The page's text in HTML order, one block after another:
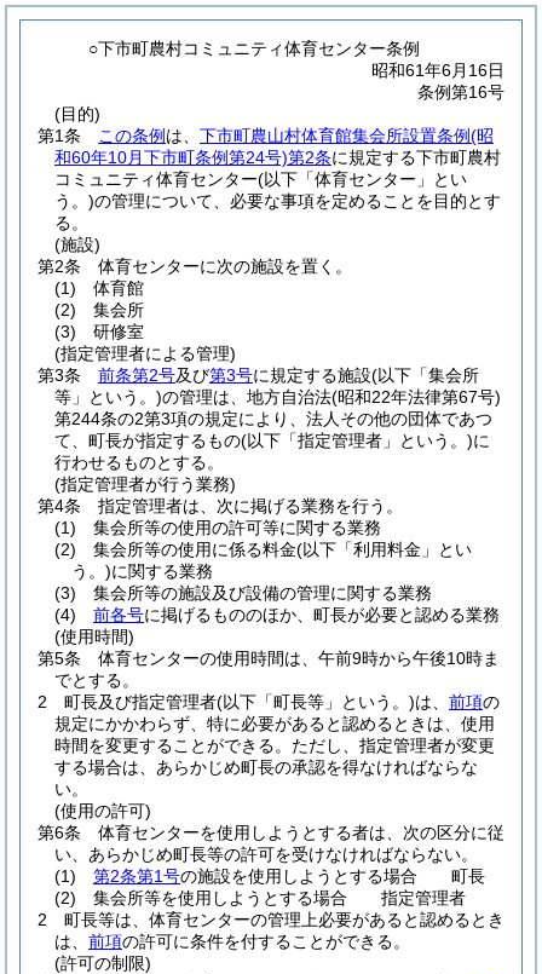
○下市町農村コミュニティ体育センター条例
昭和61年6月16日
条例第16号
(目的)
第1条
この条例 は、 下市町農山村体育館集会所設置条例(昭
和60年10月下市町条例第24号)第2条に規定する下市町農村
コミュニティ体育センター(以下「体育センター」とい
う。)の管理について、必要な事項を定めることを目的とす
る。
(施設)
第2条
体育センターに次の施設を置く。
(1)
体育館
(2)
集会所
(3)
研修室
(指定管理者による管理)
第3条
前条第2号及び第3号に規定する施設(以下「集会所
等」という。)の管理は、地方自治法(昭和22年法律第67号)
第244条の2第3項の規定により、法人その他の団体であつ
て、町長が指定するもの(以下「指定管理者」という。)に
行わせるものとする。
(指定管理者が行う業務)
第4条
指定管理者は、次に掲げる業務を行う。
(1)
集会所等の使用の許可等に関する業務
(2)
集会所等の使用に係る料金(以下「利用料金」とい
う。)に関する業務
(3)
集会所等の施設及び設備の管理に関する業務
(4)
前各号に掲げるもののほか、町長が必要と認める業務
(使用時間)
第5条
体育センターの使用時間は、午前9時から午後10時ま
でとする。
2
町長及び指定管理者(以下「町長等」という。)は、 前項の
規定にかかわらず、特に必要があると認めるときは、使用
時間を変更することができる。 ただし、指定管理者が変更
する場合は、あらかじめ町長の承認を得なければならな
い。
(使用の許可)
第6条
体育センターを使用しようとする者は、次の区分に従
い、あらかじめ町長等の許可を受けなければならない。
(1)
第2条第1号の施設を使用しようとする場合 町長
(2)
集会所等を使用しようとする場合 指定管理者
2
町長等は、体育センターの管理上必要があると認めるとき
は、 前項の許可に条件を付することができる。
(許可の制限)